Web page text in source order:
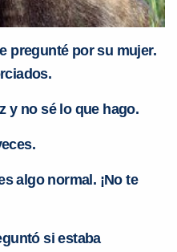
pregunté por su mujer.
y no sé lo que hago.
algo normal. ¡No te
si estaba
a: